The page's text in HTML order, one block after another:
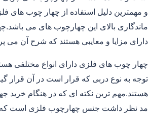
و مهمترین دلیل استفاده از چهار چوب های
ماندگاری بالای این چهارچوب های می
دارای مزایا و معایبی هستند که شرح آن می
چهار چوب های فلزی دارای انواع مختلفی
توجه به نوع دربی که قرار است در آن قرار
هستند.مهم ترین نکته ای که در هنگام خرید
مد نظر داشت جنس چهارچوب فلزی است که